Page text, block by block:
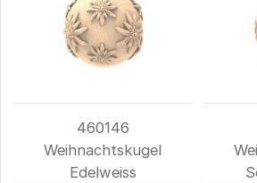
460146
Weihnachtskugel
Edelweiss